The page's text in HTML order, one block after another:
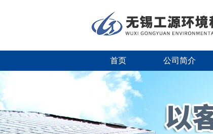
首页 公司简介